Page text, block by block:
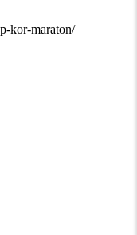
kor-maraton/